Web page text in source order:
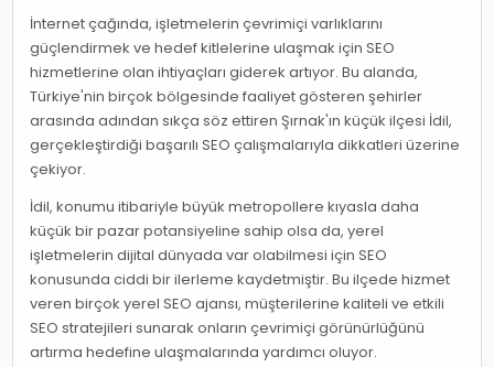
İnternet çağında, işletmelerin çevrimiçi varlıklarını
güçlendirmek ve hedef kitlelerine ulaşmak için SEO
hizmetlerine olan ihtiyaçları giderek artıyor. Bu alanda,
Türkiye'nin birçok bölgesinde faaliyet gösteren şehirler
arasında adından sıkça söz ettiren Şırnak'ın küçük ilçesi İdil,
gerçekleştirdiği başarılı SEO çalışmalarıyla dikkatleri üzerine
çekiyor.
İdil, konumu itibariyle büyük metropollere kıyasla daha
küçük bir pazar potansiyeline sahip olsa da, yerel
işletmelerin dijital dünyada var olabilmesi için SEO
konusunda ciddi bir ilerleme kaydetmiştir. Bu ilçede hizmet
veren birçok yerel SEO ajansı, müşterilerine kaliteli ve etkili
SEO stratejileri sunarak onların çevrimiçi görünürlüğünü
artırma hedefine ulaşmalarında yardımcı oluyor.